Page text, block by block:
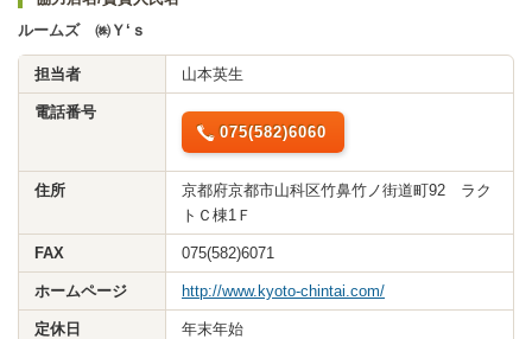
ルームズ ㈱Ｙ‘ｓ
担当者 山本英生
電話番号
075(582)6060
住所
京都府京都市山科区竹鼻竹ノ街道町92 ラク
トＣ棟1Ｆ
FAX 075(582)6071
ホームページ http://www.kyoto-chintai.com/
定休日 年末年始